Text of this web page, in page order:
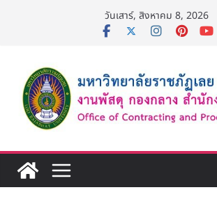
วันเสาร์, สิงหาคม 8, 2026